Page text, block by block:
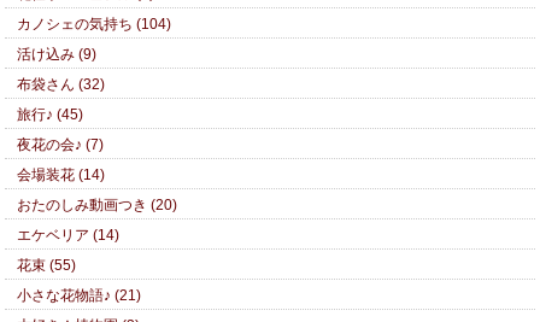
カノシェの気持ち (104)
活け込み (9)
布袋さん (32)
旅行♪ (45)
夜花の会♪ (7)
会場装花 (14)
おたのしみ動画つき (20)
エケベリア (14)
花束 (55)
小さな花物語♪ (21)